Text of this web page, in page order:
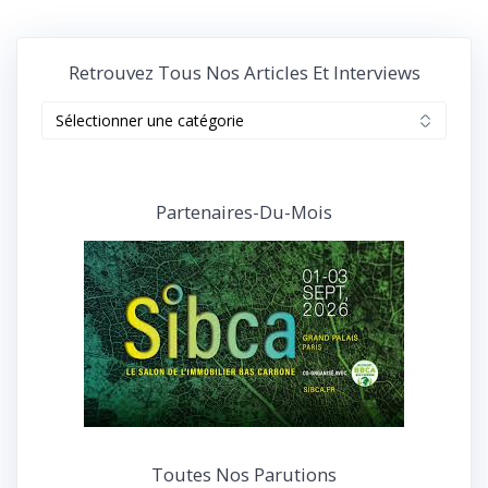
Retrouvez Tous Nos Articles Et Interviews
interviews
Partenaires-Du-Mois
Toutes Nos Parutions